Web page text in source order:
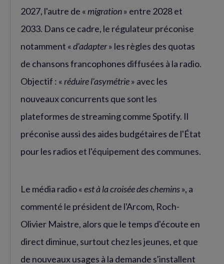
2027, l'autre de « migration» entre 2028 et
2033. Dans ce cadre, le régulateur préconise
notamment «d'adapter» les règles des quotas
de chansons francophones diffusées à la radio.
Objectif : « réduire l'asymétrie» avec les
nouveaux concurrents que sont les
plateformes de streaming comme Spotify. Il
préconise aussi des aides budgétaires de l'État
pour les radios et l'équipement des communes.
Le média radio «est à la croisée des chemins», a
commenté le président de l'Arcom, Roch-
Olivier Maistre, alors que le temps d'écoute en
direct diminue, surtout chez les jeunes, et que
de nouveaux usages à la demande s'installent